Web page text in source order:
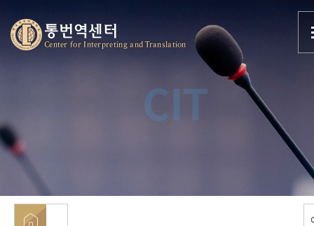
통번역센터
Center for Interpreting and Translation
CIT